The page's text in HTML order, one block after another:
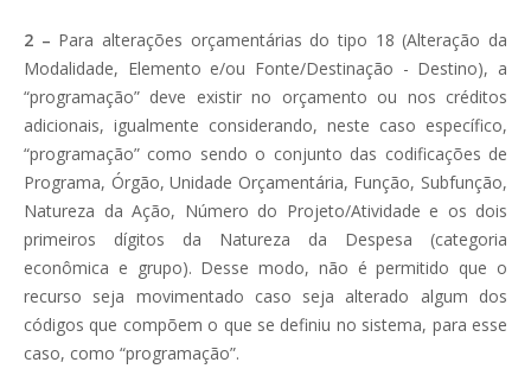
2 – Para alterações orçamentárias do tipo 18 (Alteração da
Modalidade, Elemento e/ou Fonte/Destinação - Destino), a
“programação” deve existir no orçamento ou nos créditos
adicionais, igualmente considerando, neste caso específico,
“programação” como sendo o conjunto das codificações de
Programa, Órgão, Unidade Orçamentária, Função, Subfunção,
Natureza da Ação, Número do Projeto/Atividade e os dois
primeiros dígitos da Natureza da Despesa (categoria
econômica e grupo). Desse modo, não é permitido que o
recurso seja movimentado caso seja alterado algum dos
códigos que compõem o que se definiu no sistema, para esse
caso, como “programação”.